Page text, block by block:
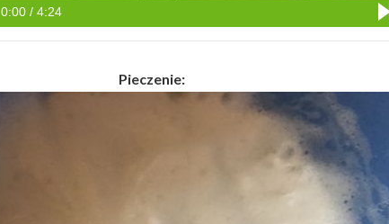
0:00 / 4:24
Pieczenie: